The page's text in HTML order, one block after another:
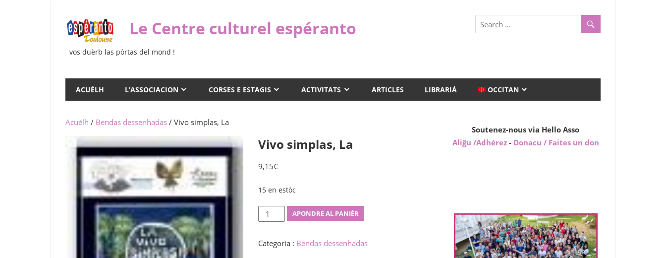
content
Le Centre culturel espéranto
vos duèrb las pòrtas del mond !
ACUÈLH L’ASSOCIACION CORSES E ESTAGIS ACTIVITATS ARTICLES LIBRARIÁ OCCITAN
Acuèlh / Bendas dessenhadas / Vivo simplas, La
Vivo simplas, La
9,15€
15 en estòc
Vivo
simplas,
quantity
APONDRE AL PANIÈR
Categoria : Bendas dessenhadas
Soutenez-nous via Hello Asso
Aliĝu /Adhérez - Donacu / Faites un don